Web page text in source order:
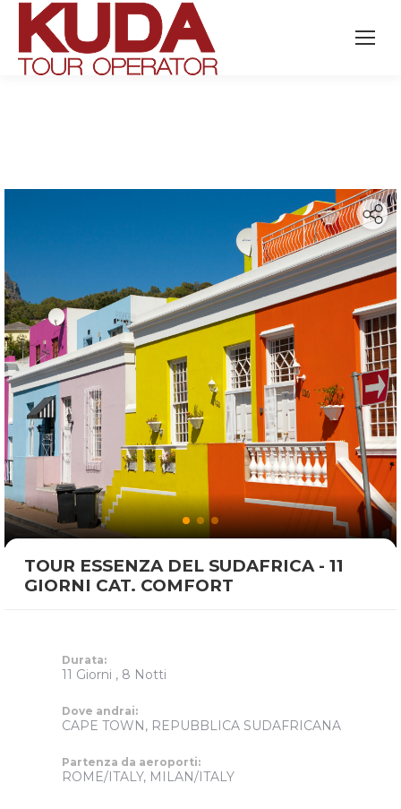
Search:
TOUR ESSENZA DEL SUDAFRICA - 11
GIORNI CAT. COMFORT
Durata:
11 Giorni , 8 Notti
Dove andrai:
CAPE TOWN, REPUBBLICA SUDAFRICANA
Partenza da aeroporti:
ROME/ITALY, MILAN/ITALY